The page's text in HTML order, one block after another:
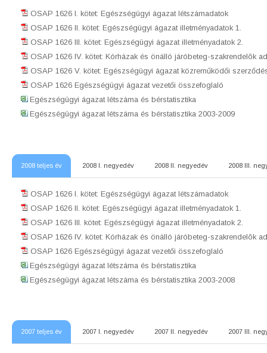
OSAP 1626 I. kötet: Egészségügyi ágazat létszámadatok
OSAP 1626 II. kötet: Egészségügyi ágazat illetményadatok 1.
OSAP 1626 III. kötet: Egészségügyi ágazat illetményadatok 2.
OSAP 1626 IV. kötet: Kórházak és önálló járóbeteg-szakrendelõk
OSAP 1626 V. kötet: Egészségügyi ágazat közreműködői
OSAP 1626 Egészségügyi ágazat vezetői összefoglaló
Egészségügyi ágazat létszáma és bérstatisztika
Egészségügyi ágazat létszáma és bérstatisztika 2003-2009
2008 teljes év 2008 I. negyedév 2008 II. negyedév 2008 III.
OSAP 1626 I. kötet: Egészségügyi ágazat létszámadatok
OSAP 1626 II. kötet: Egészségügyi ágazat illetményadatok 1.
OSAP 1626 III. kötet: Egészségügyi ágazat illetményadatok 2.
OSAP 1626 IV. kötet: Kórházak és önálló járóbeteg-szakrendelõk
OSAP 1626 Egészségügyi ágazat vezetői összefoglaló
Egészségügyi ágazat létszáma és bérstatisztika
Egészségügyi ágazat létszáma és bérstatisztika 2003-2008
2007 teljes év 2007 I. negyedév 2007 II. negyedév 2007 III.